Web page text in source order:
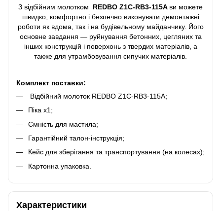
З відбійним молотком REDBO Z1C-RB3-115A ви можете
швидко, комфортно і безпечно виконувати демонтажні
роботи як вдома, так і на будівельному майданчику. Його
основне завдання — руйнування бетонних, цегляних та
інших конструкцій і поверхонь з твердих матеріалів, а
также для утрамбовування сипучих матеріалів.
Комплект поставки:
Відбійний молоток REDBO Z1C-RB3-115A;
Піка х1;
Ємність для мастила;
Гарантійний талон-інструкція;
Кейс для зберігання та транспортування (на колесах);
Картонна упаковка.
Характеристики